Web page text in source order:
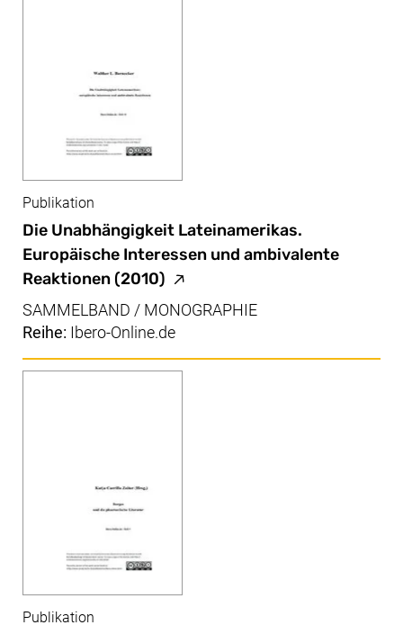
Die Unabhängigkeit Lateinamerikas.
Europäische Interessen und ambivalente
Reaktionen (2010) (externer Link, öffnet neues
Publikation
SAMMELBAND / MONOGRAPHIE
Reihe: Ibero-Online.de
Publikation